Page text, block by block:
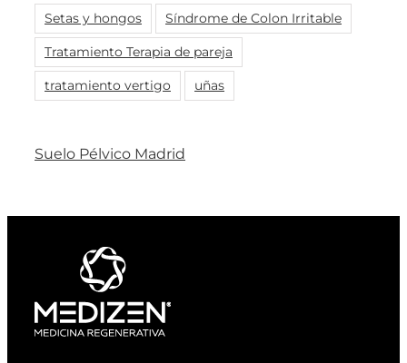
Setas y hongos Síndrome de Colon Irritable
Tratamiento Terapia de pareja
tratamiento vertigo uñas
Suelo Pélvico Madrid